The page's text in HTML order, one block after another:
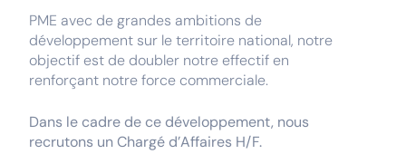
PME avec de grandes ambitions de
développement sur le territoire national, notre
objectif est de doubler notre effectif en
renforçant notre force commerciale.
Dans le cadre de ce développement, nous
recrutons un Chargé d’Affaires H/F.